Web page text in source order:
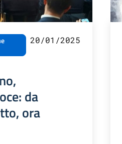
20/01/2025
da
ora